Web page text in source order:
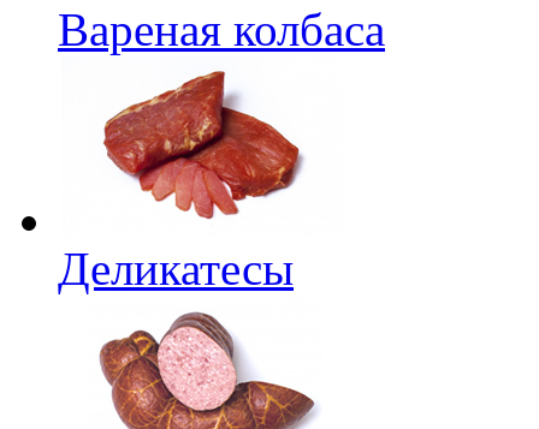
Вареная колбаса
Деликатесы